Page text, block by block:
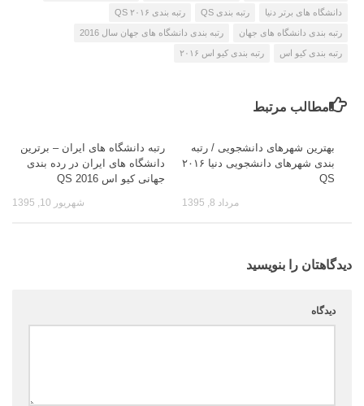
دانشگاه های برتر دنیا رتبه بندی QS رتبه بندی QS ۲۰۱۶
رتبه بندی دانشگاه های جهان رتبه بندی دانشگاه های جهان سال 2016
رتبه بندی کیو اس رتبه بندی کیو اس ۲۰۱۶
مطالب مرتبط
رتبه دانشگاه های ایران – برترین
دانشگاه های ایران در رده بندی
جهانی کیو اس QS 2016
شهریور 10, 1395
بهترین شهرهای دانشجویی / رتبه
بندی شهرهای دانشجویی دنیا ۲۰۱۶
QS
مرداد 8, 1395
دیدگاهتان را بنویسید
دیدگاه